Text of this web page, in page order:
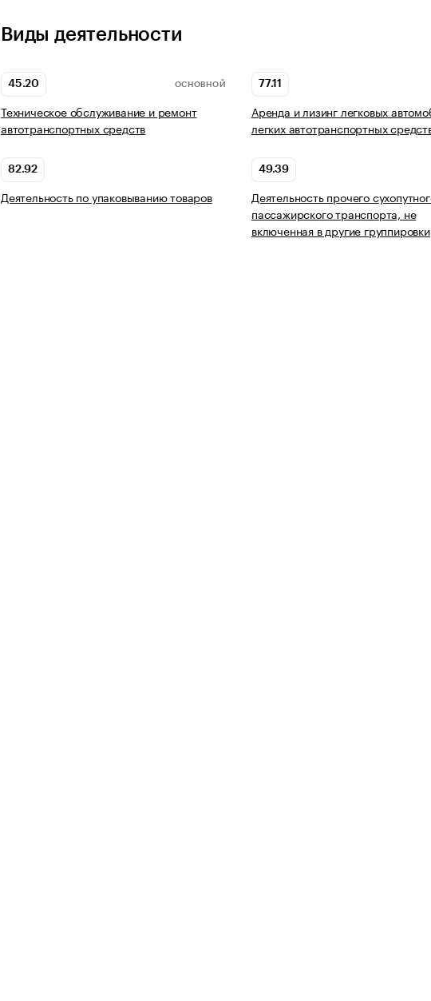
Виды деятельности
45.20 ОСНОВНОЙ
Техническое обслуживание и ремонт
автотранспортных средств
77.11
Аренда и лизинг легковых
легких автотранспортных
82.92
Деятельность по упаковыванию товаров
49.39
Деятельность прочего
пассажирского транспорта, не
включенная в другие группировки